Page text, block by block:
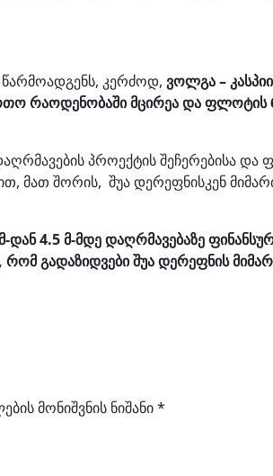
კერძოდ, ვოლგა –
რაოდენობაში მცირეა და ფლოტის
პროექტის შეჩერებისა
მათ შორის, შუა დერეფნისკენ
4.5 მ-მდე დაღრმავებაზე
გადაზიდვები შუა დერეფნის
მონიშვნის ნიშანი*